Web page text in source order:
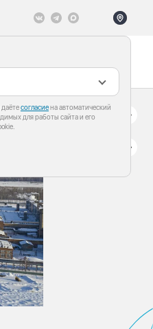
согласиена автоматический
для работы сайта и его